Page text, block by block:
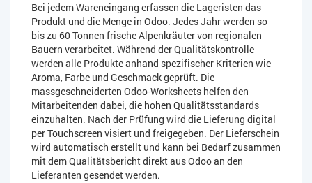
Bei jedem Wareneingang erfassen die Lageristen das
Produkt und die Menge in Odoo. Jedes Jahr werden so
bis zu 60 Tonnen frische Alpenkräuter von regionalen
Bauern verarbeitet. Während der Qualitätskontrolle
werden alle Produkte anhand spezifischer Kriterien wie
Aroma, Farbe und Geschmack geprüft. Die
massgeschneiderten Odoo-Worksheets helfen den
Mitarbeitenden dabei, die hohen Qualitätsstandards
einzuhalten. Nach der Prüfung wird die Lieferung digital
per Touchscreen visiert und freigegeben. Der Lieferschein
wird automatisch erstellt und kann bei Bedarf zusammen
mit dem Qualitätsbericht direkt aus Odoo an den
Lieferanten gesendet werden.